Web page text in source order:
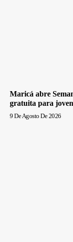
Maricá abre
gratuita para
9 De Agosto De 2026